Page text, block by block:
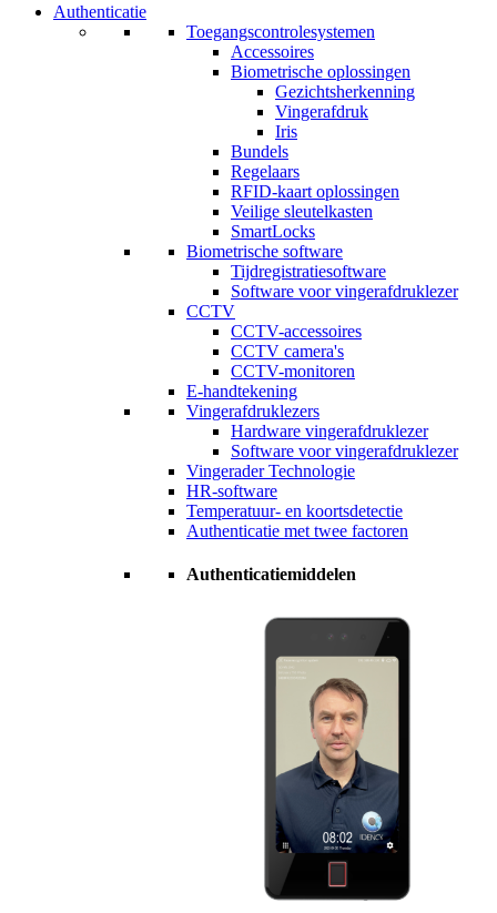
Authenticatie
Toegangscontrolesystemen
Accessoires
Biometrische oplossingen
Gezichtsherkenning
Vingerafdruk
Iris
Bundels
Regelaars
RFID-kaart oplossingen
Veilige sleutelkasten
SmartLocks
Biometrische software
Tijdregistratiesoftware
Software voor vingerafdruklezer
CCTV
CCTV-accessoires
CCTV camera's
CCTV-monitoren
E-handtekening
Vingerafdruklezers
Hardware vingerafdruklezer
Software voor vingerafdruklezer
Vingerader Technologie
HR-software
Temperatuur- en koortsdetectie
Authenticatie met twee factoren
Authenticatiemiddelen